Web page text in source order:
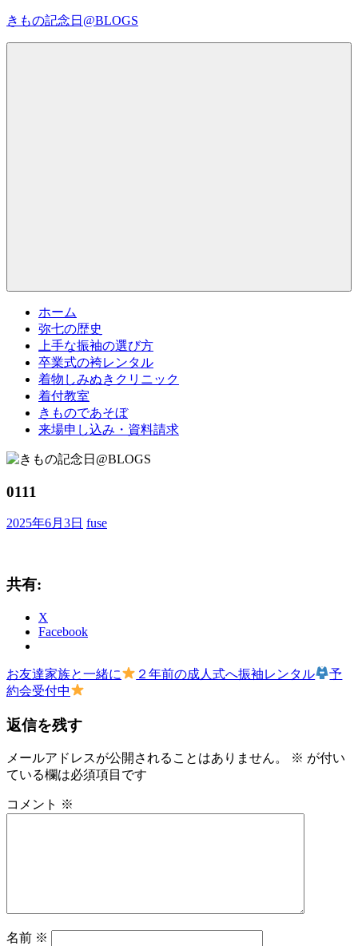
コ
きもの記念日@BLOGS
す。
ホーム
弥七の歴史
上手な振袖の選び方
卒業式の袴レンタル
着物しみぬきクリニック
着付教室
きものであそぼ
来場申し込み・資料請求
0111
2025年6月3日 fuse
共有:
X
Facebook
投
稿
ナ
ビ
ゲ
ー
前
の
事:
お友達家族と一緒に ２年前の成人式へ振袖レンタル
予
約会受付中
返信を残す
メールアドレスが公開されることはありません。 ※ が付い
ている欄は必須項目です
コメント ※
名前 ※